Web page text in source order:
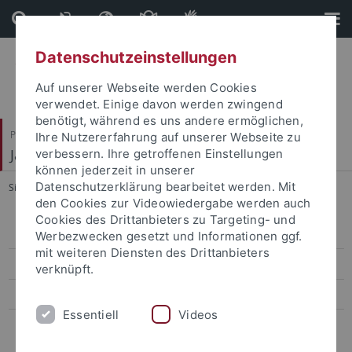
Direkt
zum
Inhalt
Direkt
zur
Fußleiste
Philosophische Fakultät
Japanologie
Sie sind hier: Startseite ... Arbeitskreis Japanische Religionen
Über den AJR
Symposien
Abstracts des AJR 2006-2025
Datenschutzeinstellungen
Auf unserer Webseite werden Cookies
verwendet. Einige davon werden zwingend
benötigt, während es uns andere ermöglichen,
Ihre Nutzererfahrung auf unserer Webseite zu
verbessern. Ihre getroffenen Einstellungen
können jederzeit in unserer
Datenschutzerklärung bearbeitet werden. Mit
den Cookies zur Videowiedergabe werden auch
Cookies des Drittanbieters zu Targeting- und
Werbezwecken gesetzt und Informationen ggf.
mit weiteren Diensten des Drittanbieters
verknüpft.
Essentiell Videos